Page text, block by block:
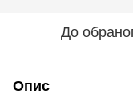
До
Опис